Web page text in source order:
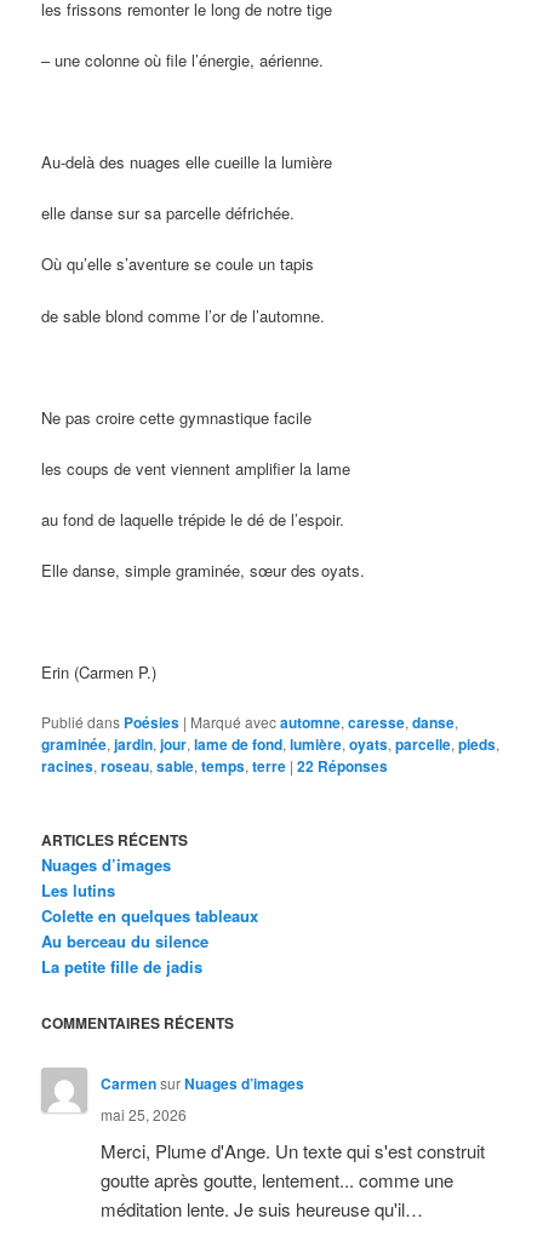
les frissons remonter le long de notre tige
– une colonne où file l’énergie, aérienne.
Au-delà des nuages elle cueille la lumière
elle danse sur sa parcelle défrichée.
Où qu’elle s’aventure se coule un tapis
de sable blond comme l’or de l’automne.
Ne pas croire cette gymnastique facile
les coups de vent viennent amplifier la lame
au fond de laquelle trépide le dé de l’espoir.
Elle danse, simple graminée, sœur des oyats.
Erin (Carmen P.)
Publié dans Poésies | Marqué avecautomne,caresse,danse,
graminée,jardin,jour,lame de fond,lumière,oyats,parcelle,pieds,
racines,roseau,sable,temps,terre |22 Réponses
ARTICLES RÉCENTS
Nuages d’images
Les lutins
Colette en quelques tableaux
Au berceau du silence
La petite fille de jadis
COMMENTAIRES RÉCENTS
CarmensurNuages d’images
mai 25, 2026
Merci, Plume d'Ange. Un texte qui s'est construit
goutte après goutte, lentement... comme une
méditation lente. Je suis heureuse qu'il…